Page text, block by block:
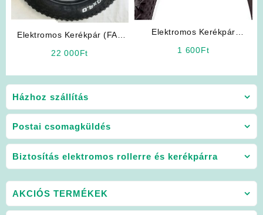
Házhoz szállítás
Postai csomagküldés
Biztosítás elektromos rollerre és kerékpárra
Elektromos Kerékpár (FAT
22 000Ft
Elektromos Kerékpár
1 600Ft
AKCIÓS TERMÉKEK